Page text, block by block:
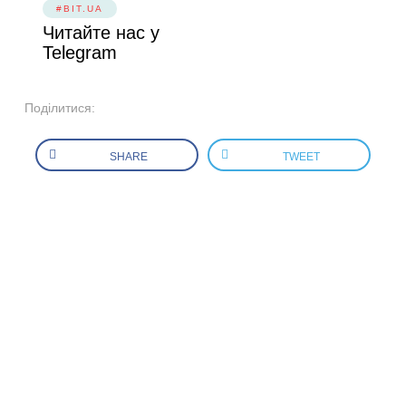
#BIT.UA
Читайте нас у
Telegram
Поділитися:
SHARE TWEET